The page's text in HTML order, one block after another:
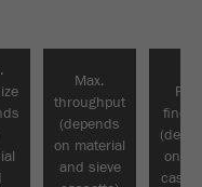
se um visitante está
end e tem os direitos
fez no site é
Max.
throughput
(depends
on material
and sieve
on